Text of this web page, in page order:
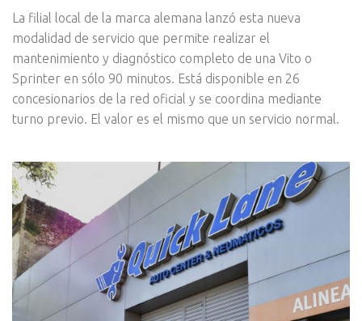
La filial local de la marca alemana lanzó esta nueva
modalidad de servicio que permite realizar el
mantenimiento y diagnóstico completo de una Vito o
Sprinter en sólo 90 minutos. Está disponible en 26
concesionarios de la red oficial y se coordina mediante
turno previo. El valor es el mismo que un servicio normal.